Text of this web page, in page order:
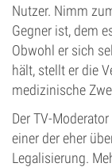
Nutzer. Nimm
Gegner ist, dem
Obwohl er sich
hält, stellt er die
medizinische
Der TV-
einer der eher
Legalisierung.